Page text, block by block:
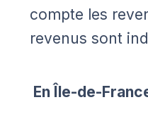
compte les
revenus sont
En Île-de-